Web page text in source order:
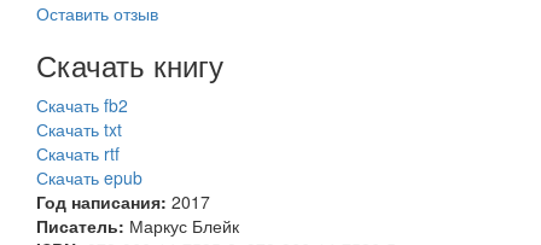
Оставить отзыв
Скачать книгу
Скачать fb2
Скачать txt
Скачать rtf
Скачать epub
Год написания: 2017
Писатель: Маркус Блейк